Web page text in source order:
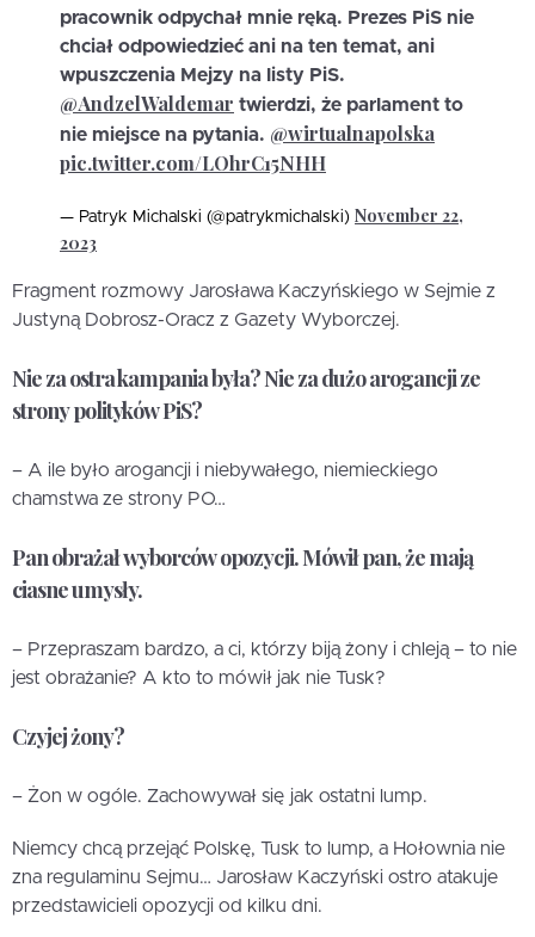
pracownik odpychał mnie ręką. Prezes PiS nie
chciał odpowiedzieć ani na ten temat, ani
wpuszczenia Mejzy na listy PiS.
@AndzelWaldemar twierdzi, że parlament to
nie miejsce na pytania. @wirtualnapolska
pic.twitter.com/LOhrC15NHH
— Patryk Michalski (@patrykmichalski) November 22,
2023
Fragment rozmowy Jarosława Kaczyńskiego w Sejmie z
Justyną Dobrosz-Oracz z Gazety Wyborczej.
Nie za ostra kampania była? Nie za dużo arogancji ze
strony polityków PiS?
– A ile było arogancji i niebywałego, niemieckiego
chamstwa ze strony PO…
Pan obrażał wyborców opozycji. Mówił pan, że mają
ciasne umysły.
– Przepraszam bardzo, a ci, którzy biją żony i chleją – to nie
jest obrażanie? A kto to mówił jak nie Tusk?
Czyjej żony?
– Żon w ogóle. Zachowywał się jak ostatni lump.
Niemcy chcą przejąć Polskę, Tusk to lump, a Hołownia nie
zna regulaminu Sejmu… Jarosław Kaczyński ostro atakuje
przedstawicieli opozycji od kilku dni.